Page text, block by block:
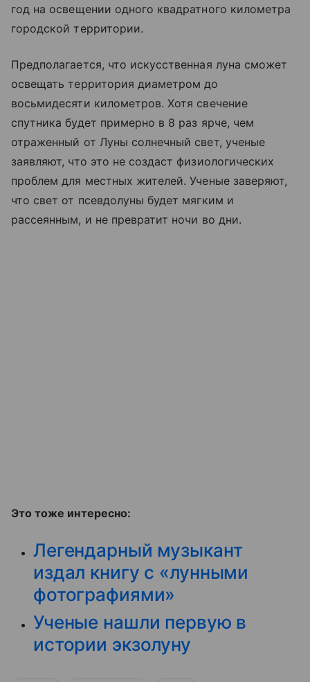
год на освещении одного квадратного километра
городской территории.
Предполагается, что искусственная луна сможет
освещать территория диаметром до
восьмидесяти километров. Хотя свечение
спутника будет примерно в 8 раз ярче, чем
отраженный от Луны солнечный свет, ученые
заявляют, что это не создаст физиологических
проблем для местных жителей. Ученые заверяют,
что свет от псевдолуны будет мягким и
рассеянным, и не превратит ночи во дни.
Это тоже интересно:
Легендарный музыкант
издал книгу с «лунными
фотографиями»
Ученые нашли первую в
истории экзолуну